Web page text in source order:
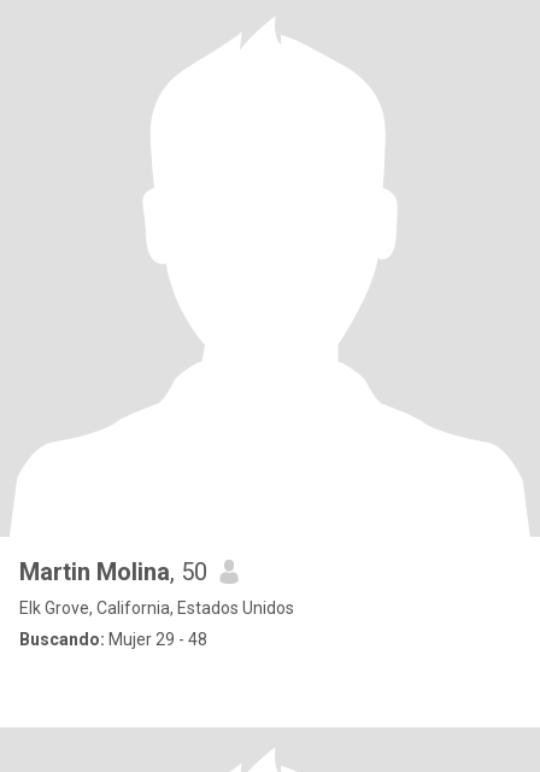
Martin Molina, 50
Elk Grove, California, Estados Unidos
Buscando: Mujer 29 - 48